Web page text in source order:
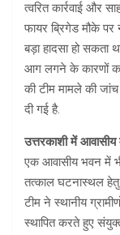
त्वरित कार्रवाई और
फायर ब्रिगेड मौके
बड़ा हादसा हो सकता
आग लगने के कारणों का
की टीम मामले की
दी गई है.
उत्तरकाशी में
एक आवासीय भवन में
तत्काल घटनास्थल हेतु
टीम ने स्थानीय
स्थापित करते हुए